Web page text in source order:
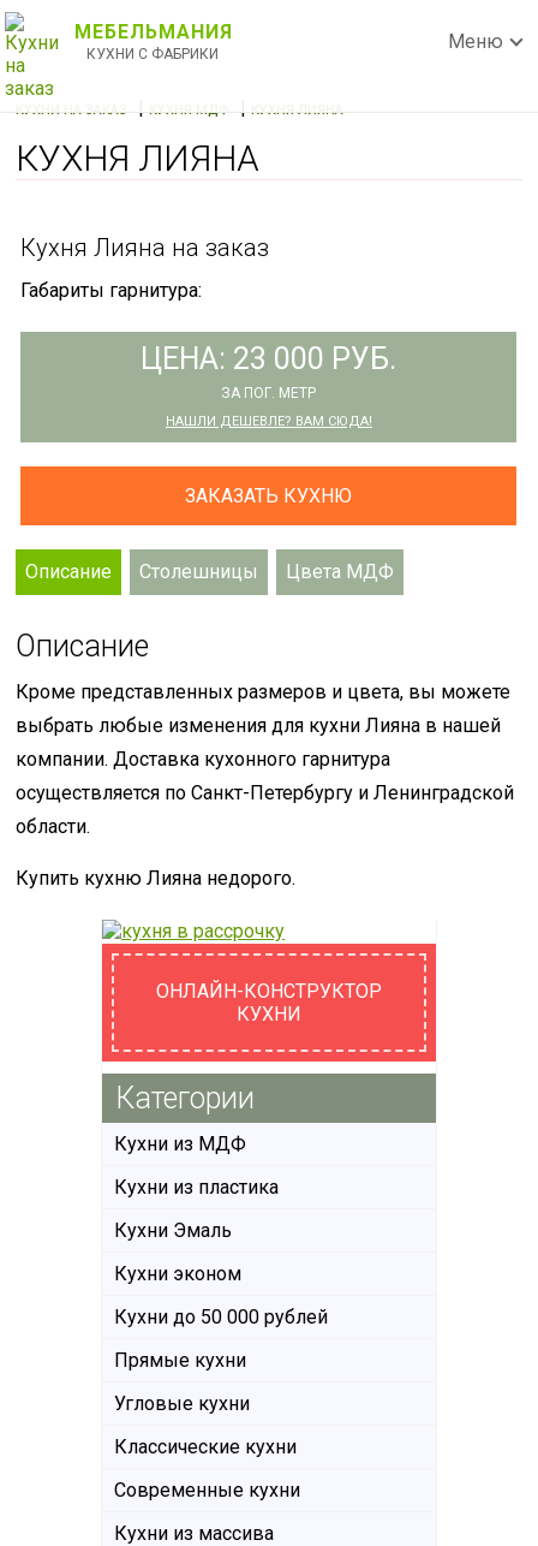
МЕБЕЛЬМАНИЯ
КУХНИ С ФАБРИКИ
Меню
КУХНИ НА ЗАКАЗ |КУХНЯ МДФ |КУХНЯ ЛИЯНА
КУХНЯ ЛИЯНА
Кухня Лияна на заказ
Габариты гарнитура:
ЦЕНА: 23 000 РУБ.
ЗА ПОГ. МЕТР
НАШЛИ ДЕШЕВЛЕ? ВАМ СЮДА!
ЗАКАЗАТЬ КУХНЮ
Описание Столешницы Цвета МДФ
Описание
Кроме представленных размеров и цвета, вы можете
выбрать любые изменения для кухни Лияна в нашей
компании. Доставка кухонного гарнитура
осуществляется по Санкт-Петербургу и Ленинградской
области.
Купить кухню Лияна недорого.
ОНЛАЙН-КОНСТРУКТОР
КУХНИ
Категории
Кухни из МДФ
Кухни из пластика
Кухни Эмаль
Кухни эконом
Кухни до 50 000 рублей
Прямые кухни
Угловые кухни
Классические кухни
Современные кухни
Кухни из массива